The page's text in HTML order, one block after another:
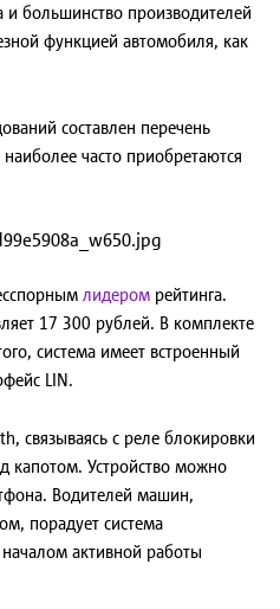
и большинство производителей
функцией автомобиля, как
составлен перечень
часто приобретаются
лидером рейтинга.
17 300 рублей. В комплекте
система имеет встроенный
LIN.
связываясь с реле блокировки
капотом. Устройство можно
Водителей машин,
порадует система
активной работы